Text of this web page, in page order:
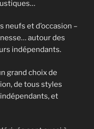
neufs et d’occasion –
autour des
indépendants.
grand choix de
de tous styles
et